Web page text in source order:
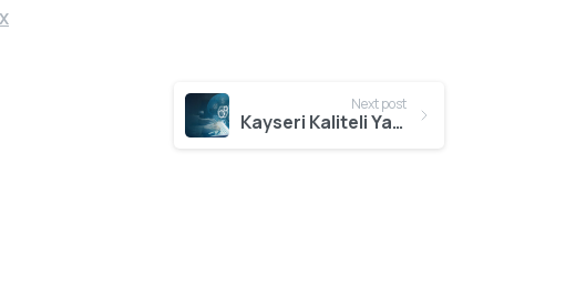
Next post
Kayseri Kaliteli Yazılım Projeleri